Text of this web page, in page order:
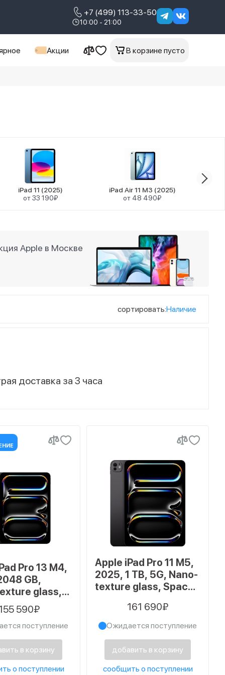
+7 (499) 113-33-50
10:00 - 21:00
Акции В корзине пусто
iPad 11 (2025)
от 33 190₽
iPad Air 11 M3 (2025)
от 48 490₽
Apple в Москве
сортировать:Наличие
доставка за 3 часа
Pro 13 M4,
GB,
glass,
Black
590₽
поступление
в корзину
о поступлении
Apple iPad Pro 11 M5,
2025, 1 TB, 5G, Nano-
texture glass, Space
161 690₽
Ожидается поступление
добавить в корзину
сообщить о поступлении